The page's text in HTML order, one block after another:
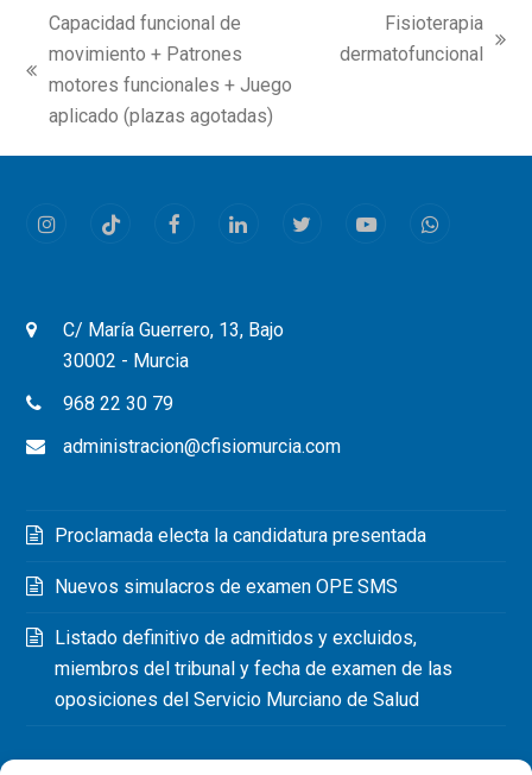
previous
post:
Capacidad funcional de
movimiento + Patrones
motores funcionales + Juego
aplicado (plazas agotadas)
next
Fisioterapia
dermatofuncional
InstagramTiktok FacebookLinkedInTwitterYoutubeWhatsapp
C/ María Guerrero, 13, Bajo
30002 - Murcia
968 22 30 79
administracion@cfisiomurcia.com
Proclamada electa la candidatura presentada
Nuevos simulacros de examen OPE SMS
Listado definitivo de admitidos y excluidos,
miembros del tribunal y fecha de examen de las
oposiciones del Servicio Murciano de Salud